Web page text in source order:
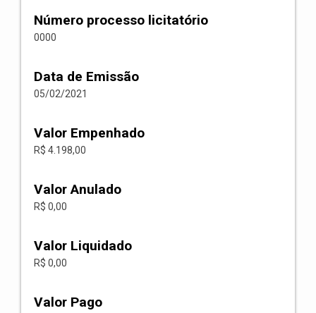
Número processo licitatório
0000
Data de Emissão
05/02/2021
Valor Empenhado
R$ 4.198,00
Valor Anulado
R$ 0,00
Valor Liquidado
R$ 0,00
Valor Pago